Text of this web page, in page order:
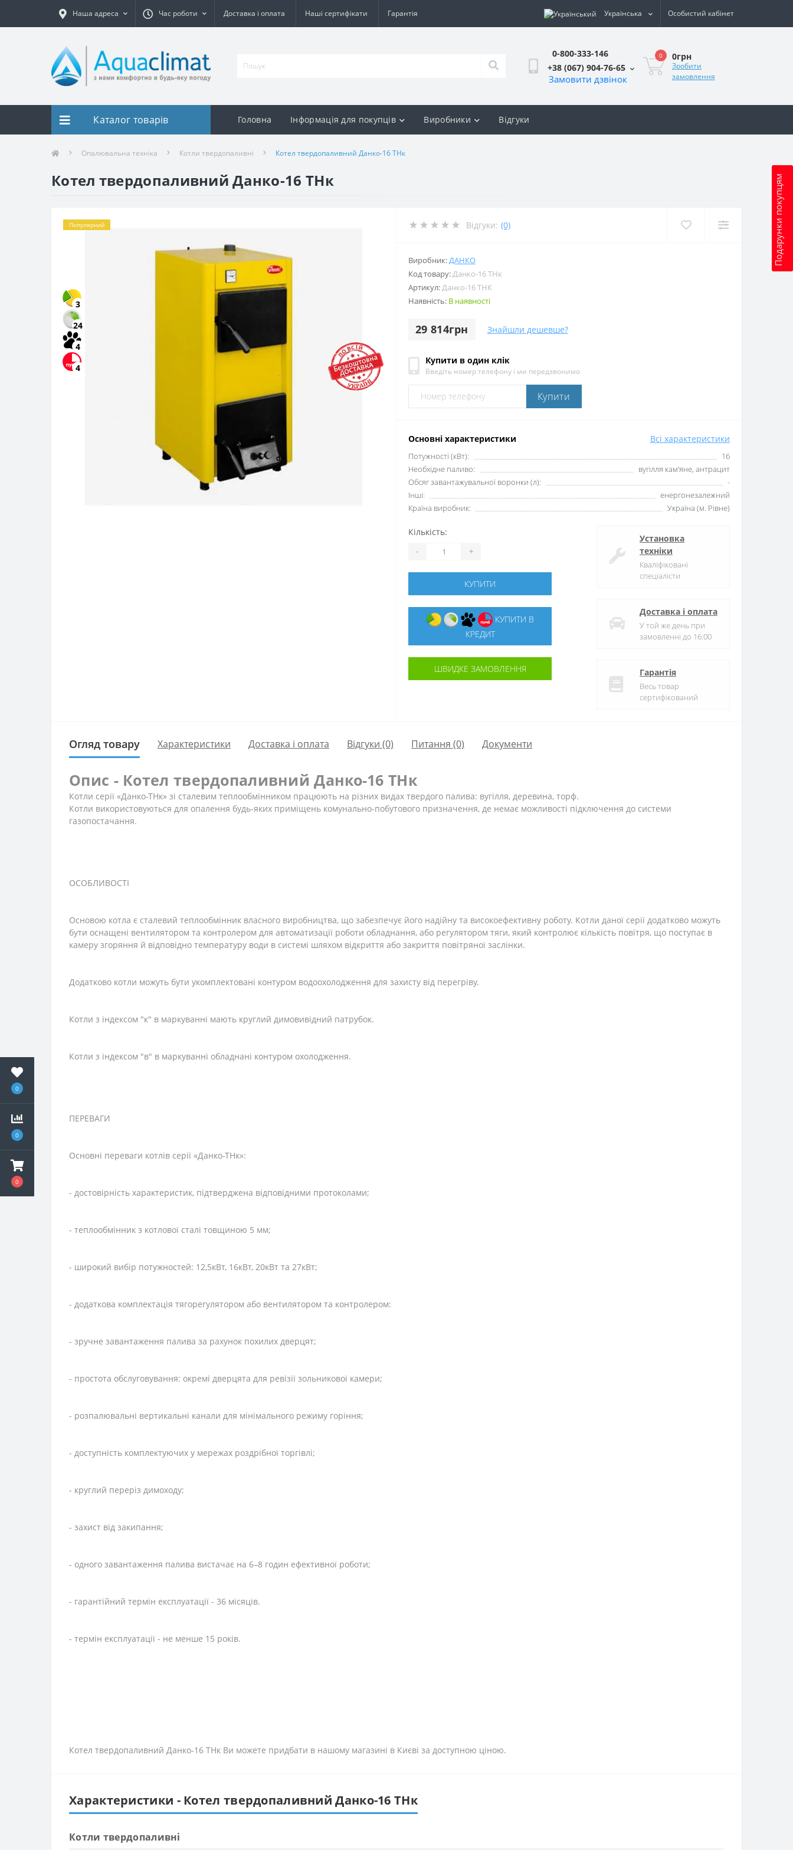
0
0
0
Наша адреса Час роботи Доставка і оплата Наші сертифікати Гарантія Українська Особистий кабінет
0-800-333-146
+38 (067) 904-76-65
Замовити дзвінок
0 0грн
Зробити
замовлення
Подарунки покупцям
Каталог товарів Головна Інформація для покупців Виробники Відгуки
Опалювальна техніка Котли твердопаливні Котел твердопаливний Данко-16 ТНк
Котел твердопаливний Данко-16 ТНк
Популярний
3
24
4
4
Відгуки: (0)
Виробник: ДАНКО
Код товару: Данко-16 ТНк
Артикул: Данко-16 ТНК
Наявність: В наявності
29 814грн Знайшли дешевше?
Купити в один клік
Введіть номер телефону і ми передзвонимо
Купити
Основні характеристики Всі характеристики
Потужності (кВт):
16
Необхідне паливо:
вугілля кам’яне, антрацит
Обсяг завантажувальної воронки (л):
-
Інші:
енергонезалежний
Країна виробник:
Україна (м. Рівне)
Кількість:
- +
КУПИТИ
КУПИТИ В
КРЕДИТ
ШВИДКЕ ЗАМОВЛЕННЯ
Установка
техніки
Кваліфіковані
спеціалісти
Доставка і оплата
У той же день при
замовленні до 16:00
Гарантія
Весь товар
сертифікований
Огляд товару Характеристики Доставка і оплата Відгуки (0) Питання (0) Документи
Опис - Котел твердопаливний Данко-16 ТНк
Котли серії «Данко-ТНк» зі сталевим теплообмінником працюють на різних видах твердого палива: вугілля, деревина, торф.
Котли використовуються для опалення будь-яких приміщень комунально-побутового призначення, де немає можливості підключення до системи
газопостачання.
ОСОБЛИВОСТІ
Основою котла є сталевий теплообмінник власного виробництва, що забезпечує його надійну та високоефективну роботу. Котли даної серії додатково можуть
бути оснащені вентилятором та контролером для автоматизації роботи обладнання, або регулятором тяги, який контролює кількість повітря, що поступає в
камеру згоряння й відповідно температуру води в системі шляхом відкриття або закриття повітряної заслінки.
Додатково котли можуть бути укомплектовані контуром водоохолодження для захисту від перегріву.
Котли з індексом "к" в маркуванні мають круглий димовивідний патрубок.
Котли з індексом "в" в маркуванні обладнані контуром охолодження.
ПЕРЕВАГИ
Основні переваги котлів серії «Данко-ТНк»:
- достовірність характеристик, підтверджена відповідними протоколами;
- теплообмінник з котлової сталі товщиною 5 мм;
- широкий вибір потужностей: 12,5кВт, 16кВт, 20кВт та 27кВт;
- додаткова комплектація тягорегулятором або вентилятором та контролером:
- зручне завантаження палива за рахунок похилих дверцят;
- простота обслуговування: окремі дверцята для ревізії зольникової камери;
- розпалювальні вертикальні канали для мінімального режиму горіння;
- доступність комплектуючих у мережах роздрібної торгівлі;
- круглий переріз димоходу;
- захист від закипання;
- одного завантаження палива вистачає на 6–8 годин ефективної роботи;
- гарантійний термін експлуатації - 36 місяців.
- термін експлуатації - не менше 15 років.
Котел твердопаливний Данко-16 ТНк Ви можете придбати в нашому магазині в Києві за доступною ціною.
Характеристики - Котел твердопаливний Данко-16 ТНк
Котли твердопаливні